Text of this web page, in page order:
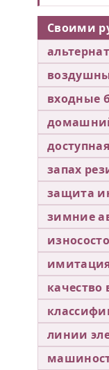
Своими
входные
запах
защита
зимние
качество
линии